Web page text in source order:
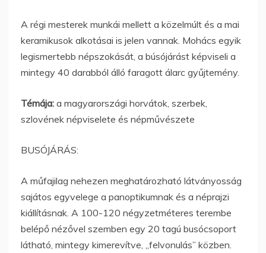
A régi mesterek munkái mellett a közelmúlt és a mai
keramikusok alkotásai is jelen vannak. Mohács egyik
legismertebb népszokását, a búsójárást képviseli a
mintegy 40 darabból álló faragott álarc gyűjtemény.
Témája: a magyarországi horvátok, szerbek,
szlovének népviselete és népművészete
BUSÓJÁRÁS:
A műfajilag nehezen meghatározható látványosság
sajátos egyvelege a panoptikumnak és a néprajzi
kiállításnak. A 100-120 négyzetméteres terembe
belépő nézővel szemben egy 20 tagú busócsoport
látható, mintegy kimerevítve, „felvonulás” közben.